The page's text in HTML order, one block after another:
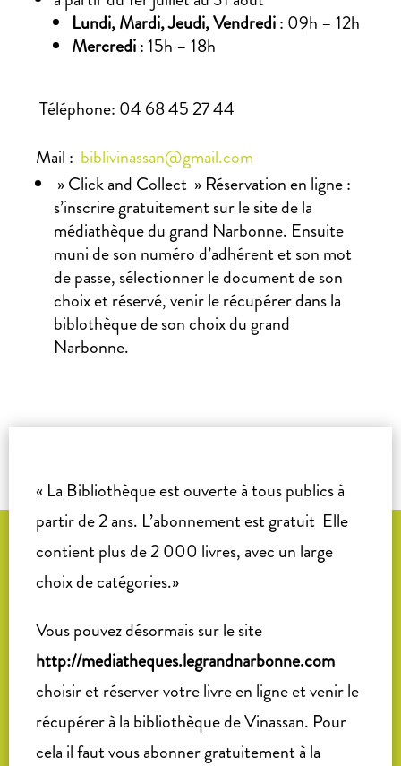
Lundi, Mardi, Jeudi, Vendredi: 09h – 12h
Mercredi: 15h – 18h
Téléphone: 04 68 45 27 44
Mail : biblivinassan@gmail.com
» Click and Collect » Réservation en ligne :
s’inscrire gratuitement sur le site de la
médiathèque du grand Narbonne. Ensuite
muni de son numéro d’adhérent et son mot
de passe, sélectionner le document de son
choix et réservé, venir le récupérer dans la
biblothèque de son choix du grand
Narbonne.
« La Bibliothèque est ouverte à tous publics à
partir de 2 ans. L’abonnement est gratuit Elle
contient plus de 2 000 livres, avec un large
choix de catégories.»
Vous pouvez désormais sur le site
http://mediatheques.legrandnarbonne.com
choisir et réserver votre livre en ligne et venir le
récupérer à la bibliothèque de Vinassan. Pour
cela il faut vous abonner gratuitement à la